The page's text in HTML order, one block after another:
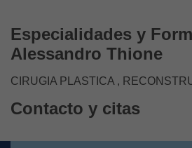
Especialidades y
Alessandro Thione
CIRUGIA PLASTICA ,
Contacto y citas